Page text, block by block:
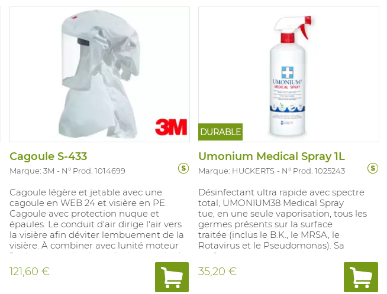
épaisseur de la paume : 0,14 mm,
épaisseur des doigts : 0,17 mm. Tailles :
(S) 6,5/7 - (XXL) 10,5/11. Conforme à : EN
ISO 374-1:2016 Type B : JKPT, EN ISO 374-
5:2016 Virus, EN421
Cagoule S-433
Marque: 3M N° Prod. 1014699
Cagoule légère et jetable avec une
cagoule en WEB 24 et visière en PE.
Cagoule avec protection nuque et
épaules. Le conduit d'air dirige l'air vers
la visière afin déviter lembuement de la
visière. À combiner avec lunité moteur
Jupiter ou sur le réseau à air comprimé
à l'aide du régulateur flowstream et d'un
tuyau à air. Pour les applications légères
ou des environnements poussiéreux.
121,60 €
DURABLE
Umonium Medical Spray 1L
Marque: HUCKERTS N° Prod. 1025243
Désinfectant ultra rapide avec spectre
total, UMONIUM38 Medical Spray
tue, en une seule vaporisation, tous les
germes présents sur la surface
traitée (inclus le B.K., le MRSA, le
Rotavirus et le Pseudomonas). Sa
performance est garantie
particulièrement là où beaucoup de
désinfectants sont impuissants. Grâce à
35,20 €